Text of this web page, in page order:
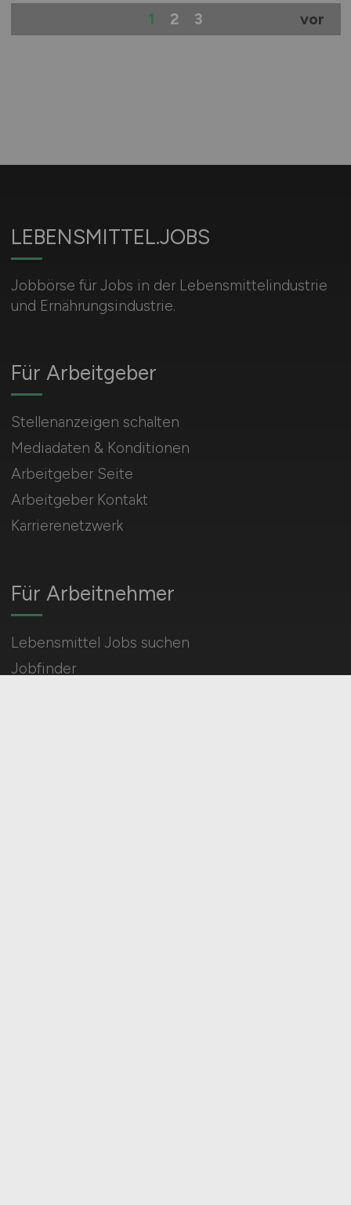
1 2 3 vor
LEBENSMITTEL.JOBS
Jobbörse für Jobs in der Lebensmittelindustrie
und Ernährungsindustrie.
Für Arbeitnehmer
Lebensmittel Jobs suchen
Jobfinder
Für Arbeitgeber
Stellenanzeigen schalten
Mediadaten & Konditionen
Arbeitgeber Seite
Arbeitgeber Kontakt
Karrierenetzwerk